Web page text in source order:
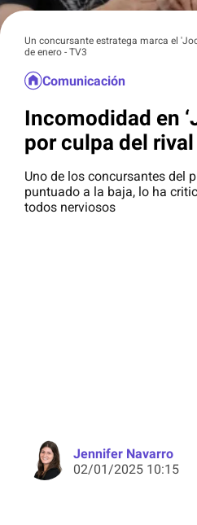
Un concursante estratega marca el
de enero - TV3
Comunicación
Incomodidad en
por culpa del
Uno de los concursantes del
puntuado a la baja, lo ha
todos nerviosos
Jennifer Navarro
02/01/2025 10:15